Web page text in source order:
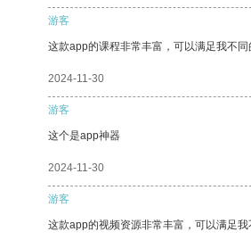
游客
这款app的课程非常丰富，可以满足我不
2024-11-30
游客
这个是app神器
2024-11-30
游客
这款app的视频资源非常丰富，可以满足我